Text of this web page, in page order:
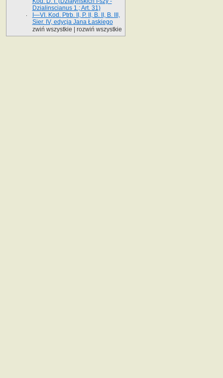
Dzialinscianus 1.; Art. 31)
I—VI. Kod. Ptrb. II, P. II, B. II, B. III,
Sier. IV, edycja Jana Łaskiego
zwiń wszystkie
rozwiń wszystkie